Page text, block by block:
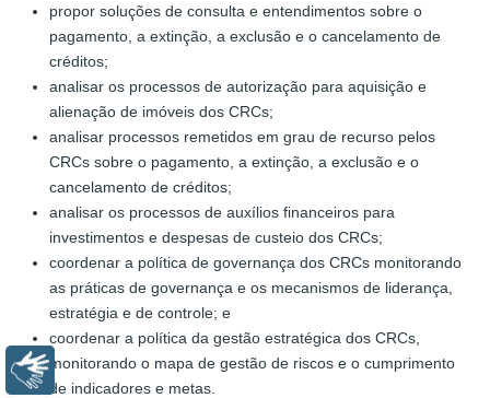
propor soluções de consulta e entendimentos sobre o
pagamento, a extinção, a exclusão e o cancelamento de
créditos;
analisar os processos de autorização para aquisição e
alienação de imóveis dos CRCs;
analisar processos remetidos em grau de recurso pelos
CRCs sobre o pagamento, a extinção, a exclusão e o
cancelamento de créditos;
analisar os processos de auxílios financeiros para
investimentos e despesas de custeio dos CRCs;
coordenar a política de governança dos CRCs monitorando
as práticas de governança e os mecanismos de liderança,
estratégia e de controle; e
coordenar a política da gestão estratégica dos CRCs,
monitorando o mapa de gestão de riscos e o cumprimento
de indicadores e metas.
Libras